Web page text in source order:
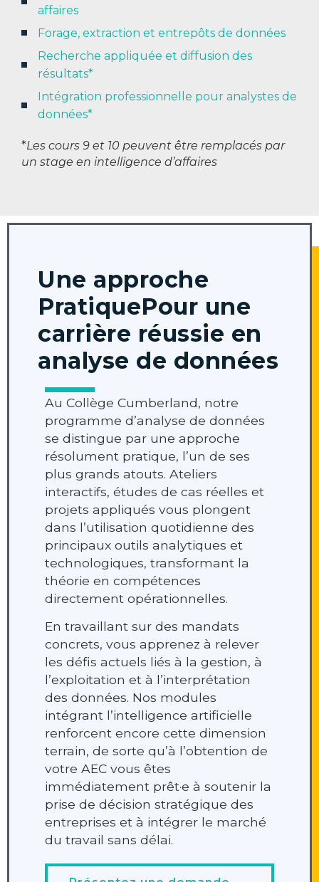
affaires
Forage, extraction et entrepôts de données
Recherche appliquée et diffusion des
résultats*
Intégration professionnelle pour analystes de
données*
*Les cours 9 et 10 peuvent être remplacés par
un stage en intelligence d’affaires
Une approche
PratiquePour une
carrière réussie en
analyse de données
Au Collège Cumberland, notre
programme d’analyse de données
se distingue par une approche
résolument pratique, l’un de ses
plus grands atouts. Ateliers
interactifs, études de cas réelles et
projets appliqués vous plongent
dans l’utilisation quotidienne des
principaux outils analytiques et
technologiques, transformant la
théorie en compétences
directement opérationnelles.
En travaillant sur des mandats
concrets, vous apprenez à relever
les défis actuels liés à la gestion, à
l’exploitation et à l’interprétation
des données. Nos modules
intégrant l’intelligence artificielle
renforcent encore cette dimension
terrain, de sorte qu’à l’obtention de
votre AEC vous êtes
immédiatement prêt·e à soutenir la
prise de décision stratégique des
entreprises et à intégrer le marché
du travail sans délai.